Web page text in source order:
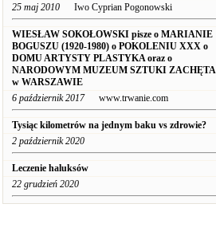
25 maj 2010 Iwo Cyprian Pogonowski
WIESŁAW SOKOŁOWSKI pisze o MARIANIE
BOGUSZU (1920-1980) o POKOLENIU XXX o
DOMU ARTYSTY PLASTYKA oraz o
NARODOWYM MUZEUM SZTUKI ZACHĘTA
w WARSZAWIE
6 październik 2017www.trwanie.com
Tysiąc kilometrów na jednym baku vs zdrowie?
2 październik 2020
Leczenie haluksów
22 grudzień 2020